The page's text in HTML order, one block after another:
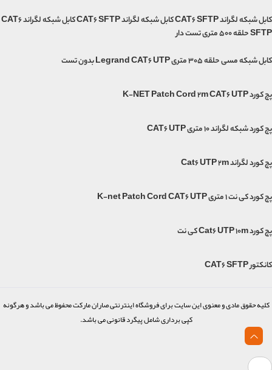
کابل شبکه لگراند CAT6 SFTP کابل شبکه لگراند CAT6 SFTP کابل شبکه لگراند CAT6
SFTP حلقه 500 متری تست دار
کابل شبکه مسی حلقه 305 متری Legrand CAT6 UTP بدون تست
پچ کورد K-NET Patch Cord 2m CAT6 UTP
پچ کورد شبکه لگراند 10 متری CAT6 UTP
پچ کورد لگراند Cat6 UTP 2m
پچ کورد کی نت 1 متری K-net Patch Cord CAT6 UTP
پچ کورد Cat6 UTP 10m کی نت
کانکتور CAT6 SFTP
کلیه حقوق مادی و معنوی این سایت برای فروشگاه اینترنتی صاران مارکت محفوظ می باشد و هرگونه
کپی برداری شامل پیگرد قانونی می باشد.